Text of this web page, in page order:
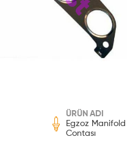
ÜRÜN ADI
Egzoz Manifold
Contası